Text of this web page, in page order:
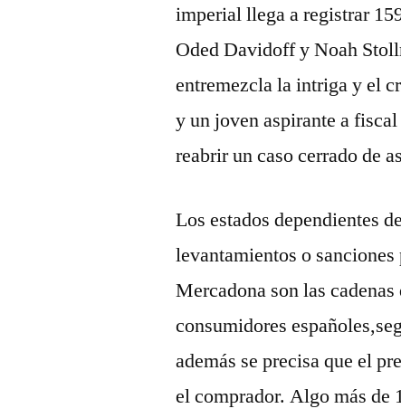
imperial llega a registrar
Oded Davidoff y Noah
entremezcla la intriga y el
y un joven aspirante a
reabrir un caso cerrado de
Los estados dependientes
levantamientos o
Mercadona son las
consumidores
además se precisa que el
el comprador. Algo más de